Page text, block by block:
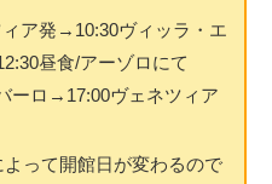
ア発→10:30ヴィッラ・エ
昼食/アーゾロにて
ーロ→17:00ヴェネツィア
って開館日が変わるので